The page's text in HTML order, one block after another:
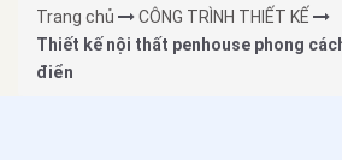
Trang chủ
CÔNG TRÌNH THIẾT KẾ
Thiết kế nội thất penhouse phong
điển